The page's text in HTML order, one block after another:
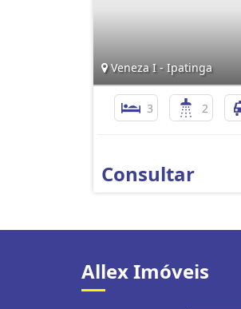
Veneza I - Ipatinga
3 2
Consultar
Allex Imóveis